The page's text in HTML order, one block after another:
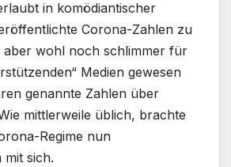
in komödiantischer
Corona-Zahlen zu
aber wohl noch schlimmer für
Medien gewesen
genannte Zahlen über
mittlerweile üblich, brachte
Regime nun
mit sich.